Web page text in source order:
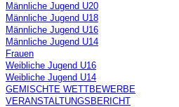
Männliche Jugend U20
Männliche Jugend U18
Männliche Jugend U16
Männliche Jugend U14
Frauen
Weibliche Jugend U16
Weibliche Jugend U14
GEMISCHTE WETTBEWERBE
VERANSTALTUNGSBERICHT